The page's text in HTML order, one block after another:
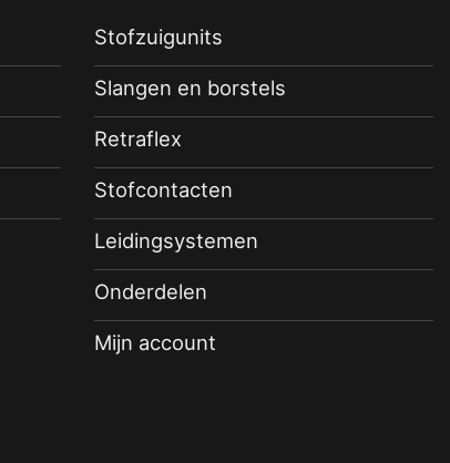
Stofzuigunits
Slangen en borstels
Retraflex
Stofcontacten
Leidingsystemen
Onderdelen
Mijn account